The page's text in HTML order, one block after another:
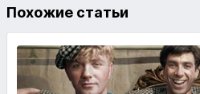
Похожие статьи